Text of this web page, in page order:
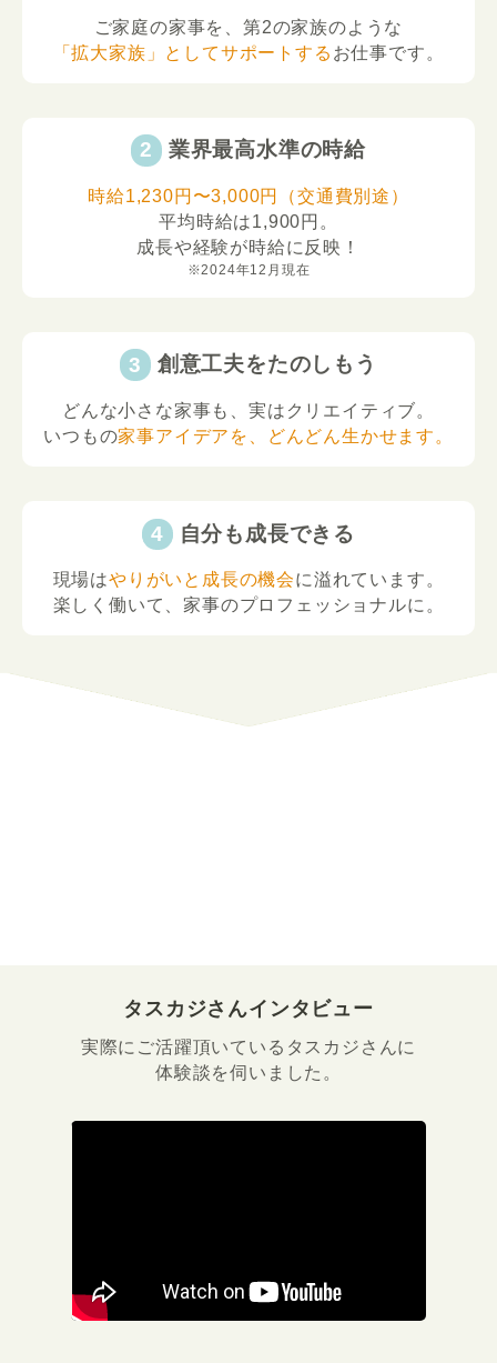
ご家庭の家事を、第2の家族のような
「拡大家族」としてサポートする お仕事です。
業界最高水準の時給
時給1,230円〜3,000円（交通費別途）
平均時給は1,900円。
成長や経験が時給に反映！
※2024年12月現在
創意工夫をたのしもう
どんな小さな家事も、実はクリエイティブ。
いつもの家事アイデアを、どんどん生かせます。
自分も成長できる
現場はやりがいと成長の機会に溢れています。
楽しく働いて、家事のプロフェッショナルに。
タスカジさんインタビュー
実際にご活躍頂いているタスカジさんに
体験談を伺いました。